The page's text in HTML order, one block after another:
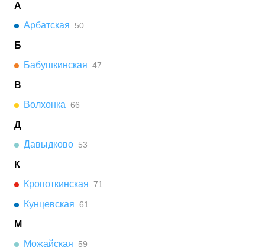
А
Арбатская
50
Б
Бабушкинская 47
В
Волхонка 66
Д
Давыдково 53
К
Кропоткинская 71
Кунцевская 61
М
Можайская
59